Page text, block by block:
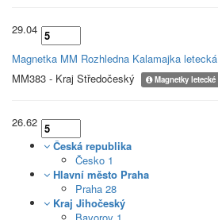
29.04
Magnetka MM Rozhledna Kalamajka letecká
MM383 - Kraj Středočeský
Magnetky letecké
26.62
Česká republika
Česko 1
Hlavní město Praha
Praha 28
Kraj Jihočeský